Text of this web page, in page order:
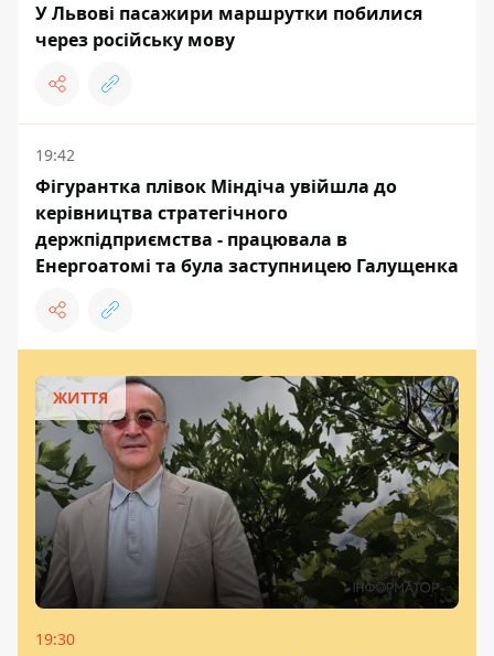
У Львові пасажири маршрутки побилися
через російську мову
19:42
Фігурантка плівок Міндіча увійшла до
керівництва стратегічного
держпідприємства - працювала в
Енергоатомі та була заступницею Галущенка
ЖИТТЯ
19:30